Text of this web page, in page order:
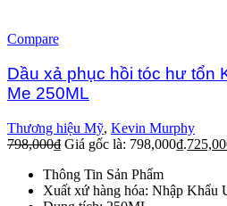
Compare
Dầu xả phục hồi tóc hư tổn
Me 250ML
Thương hiệu Mỹ, Kevin Murphy
798,000₫ Giá gốc là: 798,000₫.
Thông Tin Sản Phẩm
Xuất xứ hàng hóa: Nhập Khẩu